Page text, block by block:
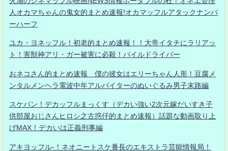
人オカマちゃんの鬼女的まとめ速報!オカマッフルアタックナンバ
ーハーフ
ユカ・ヨネッフル！初老的まとめ速報！！大帝イタチにラリアッ
ト！害獣神アリ・ガー被害に必殺！パイルドライバー
おネコさん的まとめ速報 僕の彼女はエリーちゃん人形！豆腐メ
ンタルメンヘラ電波中年アルバイターのぬいぐるみ男子末路編
スケバン！デカッフルまっくす（デカい強い2次元嫁だいすき子
供部屋おじさんヒロシ之古惑仔的まとめ速報）話題な動画取り上
げMAX！デカいは正義刑事編
アキヨッフル-！ネオニートスケ番長のエキストラ芸能情報局！